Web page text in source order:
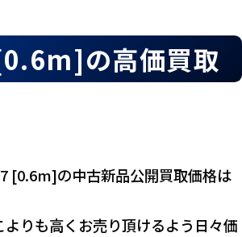
の高価買取
[0.6m]の中古新品公開買取価格は
よりも高くお売り頂けるよう日々価